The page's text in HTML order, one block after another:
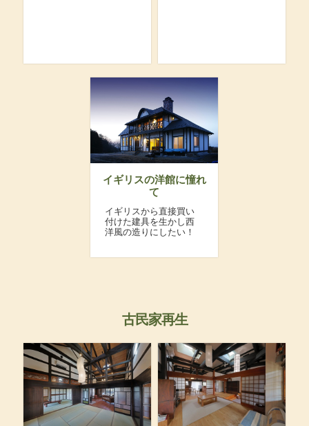
イギリスの洋館に憧れ
て
イギリスから直接買い
付けた建具を生かし西
洋風の造りにしたい！
古民家再生